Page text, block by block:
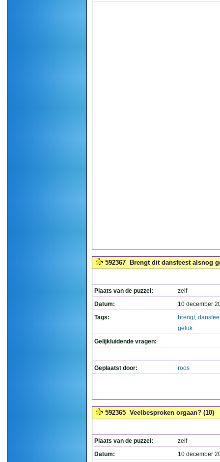
592367 Brengt dit dansfeest alsnog
Plaats van de puzzel:
zelf
Datum:
10 december
Tags:
brengt,
geluk
Gelijkluidende vragen:
Geplaatst door: roos
592365 Veelbesproken orgaan? (10)
Plaats van de puzzel:
zelf
Datum:
10 december